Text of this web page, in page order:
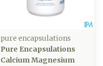
pure encapsulations
Pure Encapsulations
Calcium Magnesium